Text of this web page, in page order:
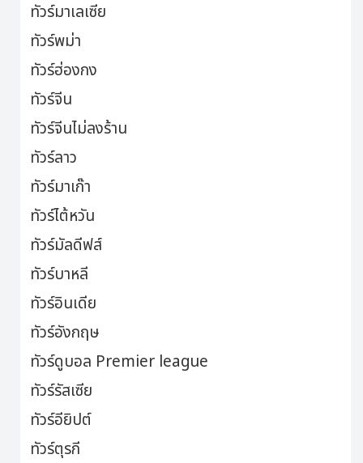
ทัวร์มาเลเซีย
ทัวร์พม่า
ทัวร์ฮ่องกง
ทัวร์จีน
ทัวร์จีนไม่ลงร้าน
ทัวร์ลาว
ทัวร์มาเก๊า
ทัวร์ไต้หวัน
ทัวร์มัลดีฟส์
ทัวร์บาหลี
ทัวร์อินเดีย
ทัวร์อังกฤษ
ทัวร์ดูบอล Premier league
ทัวร์รัสเซีย
ทัวร์อียิปต์
ทัวร์ตุรกี